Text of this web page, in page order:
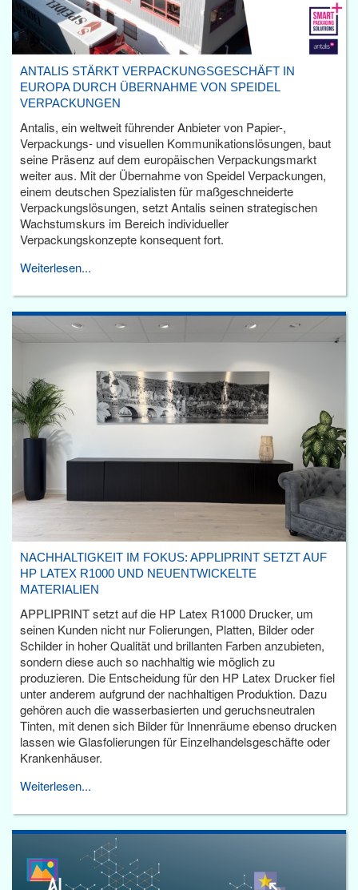
ANTALIS STÄRKT VERPACKUNGSGESCHÄFT IN
EUROPA DURCH ÜBERNAHME VON SPEIDEL
VERPACKUNGEN
Antalis, ein weltweit führender Anbieter von Papier-,
Verpackungs- und visuellen Kommunikationslösungen, baut
seine Präsenz auf dem europäischen Verpackungsmarkt
weiter aus. Mit der Übernahme von Speidel Verpackungen,
einem deutschen Spezialisten für maßgeschneiderte
Verpackungslösungen, setzt Antalis seinen strategischen
Wachstumskurs im Bereich individueller
Verpackungskonzepte konsequent fort.
Weiterlesen...
NACHHALTIGKEIT IM FOKUS: APPLIPRINT SETZT AUF
HP LATEX R1000 UND NEUENTWICKELTE
MATERIALIEN
APPLIPRINT setzt auf die HP Latex R1000 Drucker, um
seinen Kunden nicht nur Folierungen, Platten, Bilder oder
Schilder in hoher Qualität und brillanten Farben anzubieten,
sondern diese auch so nachhaltig wie möglich zu
produzieren. Die Entscheidung für den HP Latex Drucker fiel
unter anderem aufgrund der nachhaltigen Produktion. Dazu
gehören auch die wasserbasierten und geruchsneutralen
Tinten, mit denen sich Bilder für Innenräume ebenso drucken
lassen wie Glasfolierungen für Einzelhandelsgeschäfte oder
Krankenhäuser.
Weiterlesen...